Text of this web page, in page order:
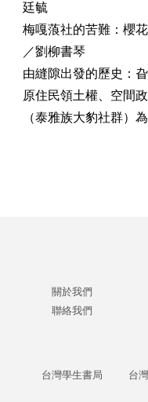
廷毓
梅嘎蒗社的苦難：櫻
／劉柳書琴
由縫隙出發的歷史：
原住民領土權、空間
（泰雅族大豹社群）
關於我們
聯絡我們
台灣學生書局
台